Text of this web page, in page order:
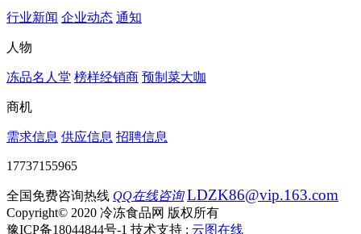
行业新闻 企业动态 通知
人物
冻品名人堂 榜样经销商 预制菜大咖
商机
需求信息 供应信息 招聘信息
17737155965
全国免费咨询热线 QQ在线咨询 LDZK86@vip.163.com
Copyright© 2020 冷冻食品网 版权所有
豫ICP备18044844号-1 技术支持 : 云图在线